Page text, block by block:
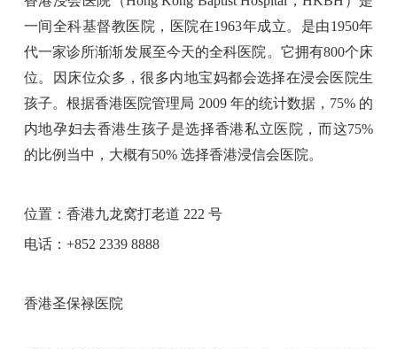
一间全科基督教医院，医院在1963年成立。是由1950年
代一家诊所渐渐发展至今天的全科医院。它拥有800个床
位。因床位众多，很多内地宝妈都会选择在浸会医院生
孩子。根据香港医院管理局 2009 年的统计数据，75% 的
内地孕妇去香港生孩子是选择香港私立医院，而这75%
的比例当中，大概有50% 选择香港浸信会医院。
位置：香港九龙窝打老道 222 号
电话：+852 2339 8888
香港圣保禄医院